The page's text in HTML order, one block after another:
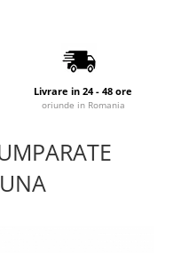
Livrare in 24 - 48 ore
oriunde in Romania